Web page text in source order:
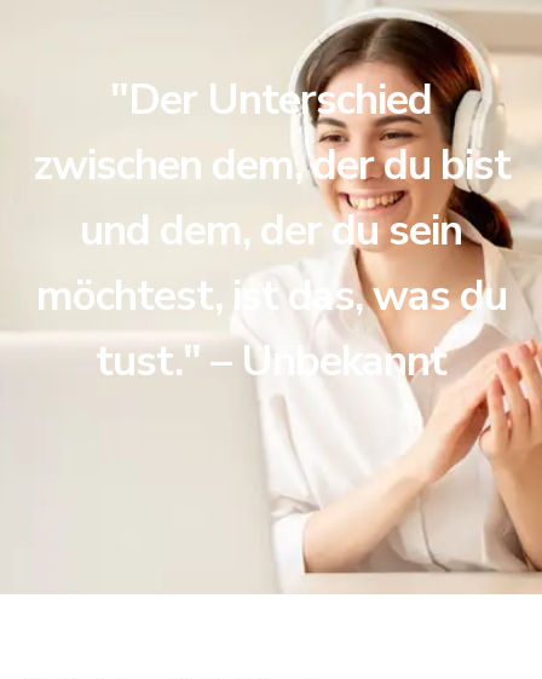
"Der Unterschied
zwischen dem, der du bist
und dem, der du sein
möchtest, ist das, was du
tust." – Unbekannt